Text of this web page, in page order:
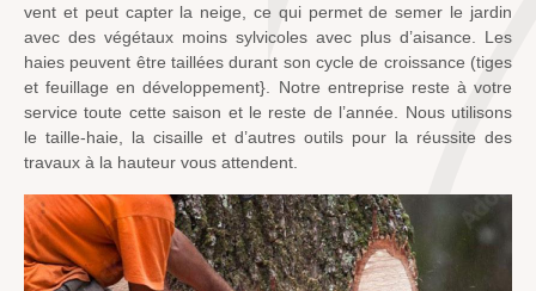
vent et peut capter la neige, ce qui permet de semer le jardin
avec des végétaux moins sylvicoles avec plus d’aisance. Les
haies peuvent être taillées durant son cycle de croissance (tiges
et feuillage en développement}. Notre entreprise reste à votre
service toute cette saison et le reste de l’année. Nous utilisons
le taille-haie, la cisaille et d’autres outils pour la réussite des
travaux à la hauteur vous attendent.